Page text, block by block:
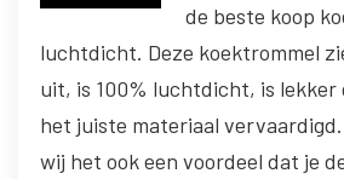
de beste koop
luchtdicht. Deze koektrommel
uit, is 100% luchtdicht, is lekker
het juiste materiaal
wij het ook een voordeel dat je